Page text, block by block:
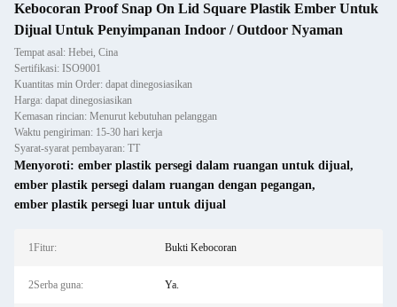
Kebocoran Proof Snap On Lid Square Plastik Ember Untuk
Dijual Untuk Penyimpanan Indoor / Outdoor Nyaman
Tempat asal: Hebei, Cina
Sertifikasi: ISO9001
Kuantitas min Order: dapat dinegosiasikan
Harga: dapat dinegosiasikan
Kemasan rincian: Menurut kebutuhan pelanggan
Waktu pengiriman: 15-30 hari kerja
Syarat-syarat pembayaran: TT
Menyoroti: ember plastik persegi dalam ruangan untuk dijual,
ember plastik persegi dalam ruangan dengan pegangan,
ember plastik persegi luar untuk dijual
1Fitur: Bukti Kebocoran
2Serba guna: Ya.